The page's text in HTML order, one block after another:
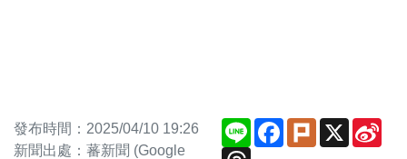
發布時間：2025/04/10 19:26
新聞出處：蕃新聞 (Google
Line Facebook
Plurk X